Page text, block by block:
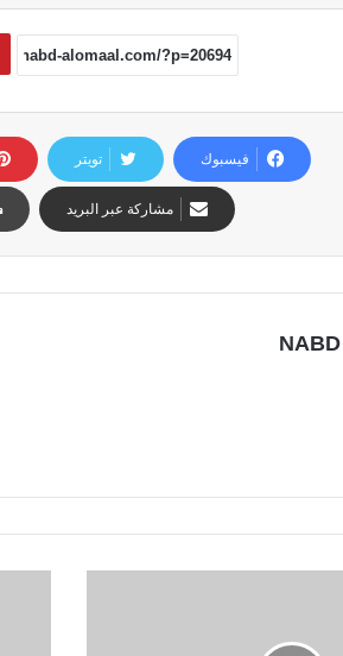
فيسبوك تويتر
مشاركة عبر البريد
NABD